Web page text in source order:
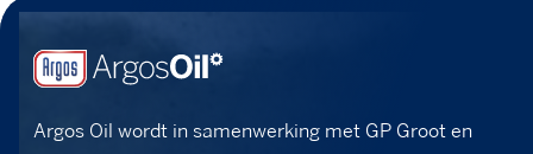
Argos Oil wordt in samenwerking met GP Groot en